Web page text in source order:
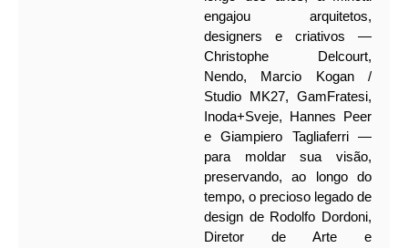
engajou arquitetos,
designers e criativos —
Christophe Delcourt,
Nendo, Marcio Kogan /
Studio MK27, GamFratesi,
Inoda+Sveje, Hannes Peer
e Giampiero Tagliaferri —
para moldar sua visão,
preservando, ao longo do
tempo, o precioso legado de
design de Rodolfo Dordoni,
Diretor de Arte e